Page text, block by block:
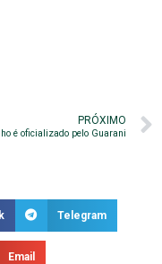
PRÓXIMO
é oficializado pelo Guarani
Telegram
Email